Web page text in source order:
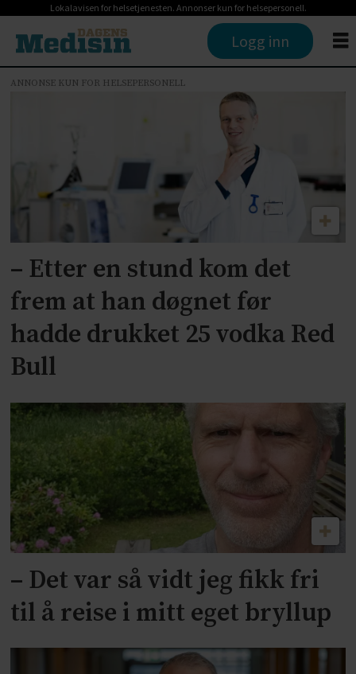
Lokalavisen for helsetjenesten. Annonser kun for helsepersonell.
Logg inn
ANNONSE KUN FOR HELSEPERSONELL
– Etter en stund kom det
frem at han døgnet før
hadde drukket 25 vodka Red
Bull
– Det var så vidt jeg fikk fri
til å reise i mitt eget bryllup